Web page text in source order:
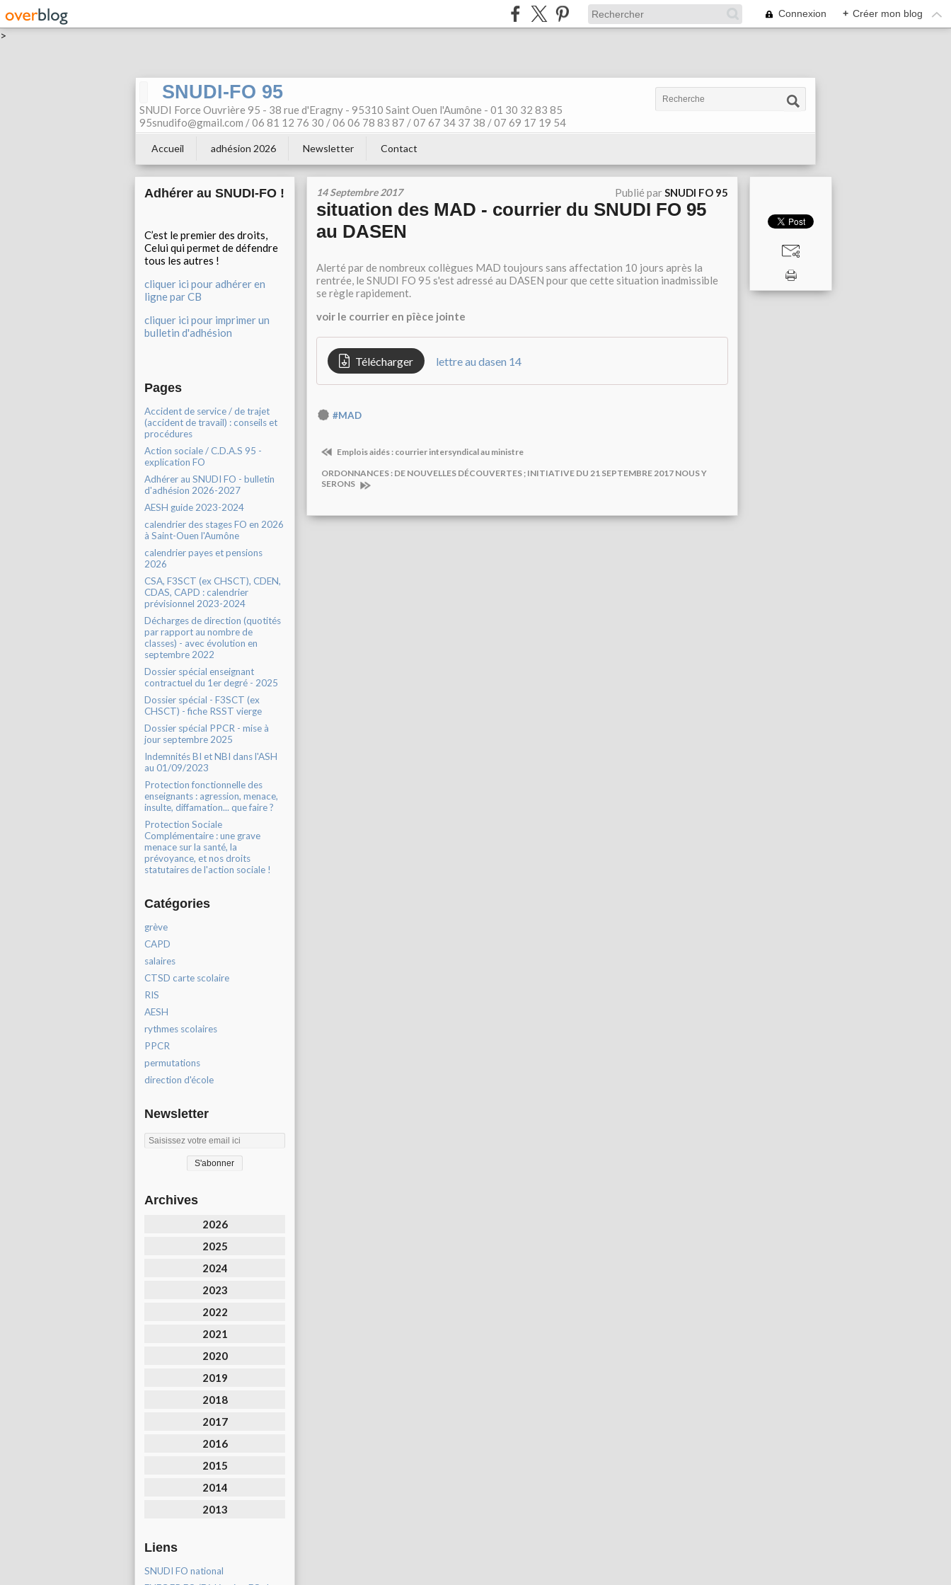
>
Connexion + Créer mon blog
SNUDI-FO 95
SNUDI Force Ouvrière 95 - 38 rue d'Eragny - 95310 Saint Ouen l'Aumône - 01 30 32 83 85
95snudifo@gmail.com / 06 81 12 76 30 / 06 06 78 83 87 / 07 67 34 37 38 / 07 69 17 19 54
Accueil adhésion 2026 Newsletter Contact
Adhérer au SNUDI-FO !
C’est le premier des droits,
Celui qui permet de défendre
tous les autres !
cliquer ici pour adhérer en
ligne par CB
cliquer ici pour imprimer un
bulletin d'adhésion
Pages
Accident de service / de trajet
(accident de travail) : conseils et
procédures
Action sociale / C.D.A.S 95 -
explication FO
Adhérer au SNUDI FO - bulletin
d'adhésion 2026-2027
AESH guide 2023-2024
calendrier des stages FO en 2026
à Saint-Ouen l'Aumône
calendrier payes et pensions
2026
CSA, F3SCT (ex CHSCT), CDEN,
CDAS, CAPD : calendrier
prévisionnel 2023-2024
Décharges de direction (quotités
par rapport au nombre de
classes) - avec évolution en
septembre 2022
Dossier spécial enseignant
contractuel du 1er degré - 2025
Dossier spécial - F3SCT (ex
CHSCT) - fiche RSST vierge
Dossier spécial PPCR - mise à
jour septembre 2025
Indemnités BI et NBI dans l'ASH
au 01/09/2023
Protection fonctionnelle des
enseignants : agression, menace,
insulte, diffamation... que faire ?
Protection Sociale
Complémentaire : une grave
menace sur la santé, la
prévoyance, et nos droits
statutaires de l'action sociale !
Catégories
grève
CAPD
salaires
CTSD carte scolaire
RIS
AESH
rythmes scolaires
PPCR
permutations
direction d'école
Newsletter
Archives
2026
2025
2024
2023
2022
2021
2020
2019
2018
2017
2016
2015
2014
2013
Liens
SNUDI FO national
14 Septembre 2017 Publié parSNUDI FO 95
situation des MAD - courrier du SNUDI FO 95
au DASEN
Alerté par de nombreux collègues MAD toujours sans affectation 10 jours après la
rentrée, le SNUDI FO 95 s'est adressé au DASEN pour que cette situation inadmissible
se règle rapidement.
voir le courrier en pîèce jointe
Télécharger lettre au dasen 14
#MAD
Emplois aidés : courrier intersyndical au ministre
ORDONNANCES : DE NOUVELLES DÉCOUVERTES ; INITIATIVE DU 21 SEPTEMBRE 2017 NOUS Y
SERONS